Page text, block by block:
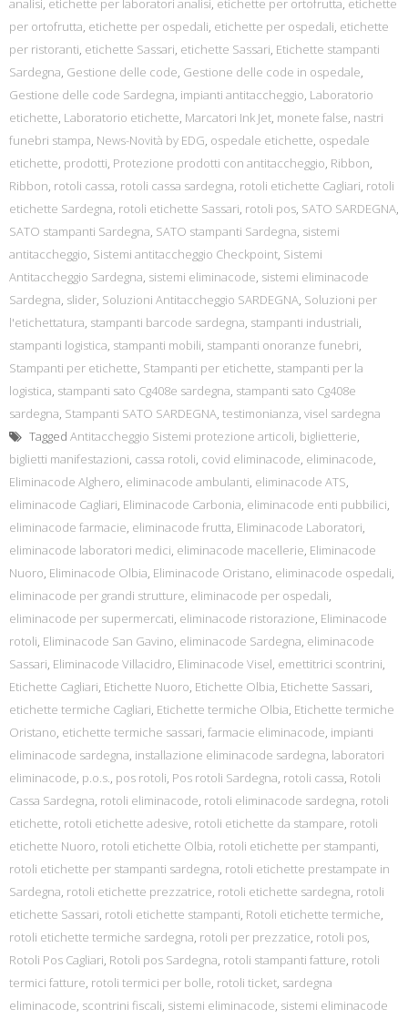
analisi, etichette per laboratori analisi, etichette per ortofrutta, etichette
per ortofrutta, etichette per ospedali, etichette per ospedali, etichette
per ristoranti, etichette Sassari, etichette Sassari, Etichette stampanti
Sardegna, Gestione delle code, Gestione delle code in ospedale,
Gestione delle code Sardegna, impianti antitaccheggio, Laboratorio
etichette, Laboratorio etichette, Marcatori Ink Jet, monete false, nastri
funebri stampa, News-Novità by EDG, ospedale etichette, ospedale
etichette, prodotti, Protezione prodotti con antitaccheggio, Ribbon,
Ribbon, rotoli cassa, rotoli cassa sardegna, rotoli etichette Cagliari, rotoli
etichette Sardegna, rotoli etichette Sassari, rotoli pos, SATO SARDEGNA,
SATO stampanti Sardegna, SATO stampanti Sardegna, sistemi
antitaccheggio, Sistemi antitaccheggio Checkpoint, Sistemi
Antitaccheggio Sardegna, sistemi eliminacode, sistemi eliminacode
Sardegna, slider, Soluzioni Antitaccheggio SARDEGNA, Soluzioni per
l'etichettatura, stampanti barcode sardegna, stampanti industriali,
stampanti logistica, stampanti mobili, stampanti onoranze funebri,
Stampanti per etichette, Stampanti per etichette, stampanti per la
logistica, stampanti sato Cg408e sardegna, stampanti sato Cg408e
sardegna, Stampanti SATO SARDEGNA, testimonianza, visel sardegna
Tagged Antitaccheggio Sistemi protezione articoli, biglietterie,
biglietti manifestazioni, cassa rotoli, covid eliminacode, eliminacode,
Eliminacode Alghero, eliminacode ambulanti, eliminacode ATS,
eliminacode Cagliari, Eliminacode Carbonia, eliminacode enti pubbilici,
eliminacode farmacie, eliminacode frutta, Eliminacode Laboratori,
eliminacode laboratori medici, eliminacode macellerie, Eliminacode
Nuoro, Eliminacode Olbia, Eliminacode Oristano, eliminacode ospedali,
eliminacode per grandi strutture, eliminacode per ospedali,
eliminacode per supermercati, eliminacode ristorazione, Eliminacode
rotoli, Eliminacode San Gavino, eliminacode Sardegna, eliminacode
Sassari, Eliminacode Villacidro, Eliminacode Visel, emettitrici scontrini,
Etichette Cagliari, Etichette Nuoro, Etichette Olbia, Etichette Sassari,
etichette termiche Cagliari, Etichette termiche Olbia, Etichette termiche
Oristano, etichette termiche sassari, farmacie eliminacode, impianti
eliminacode sardegna, installazione eliminacode sardegna, laboratori
eliminacode, p.o.s., pos rotoli, Pos rotoli Sardegna, rotoli cassa, Rotoli
Cassa Sardegna, rotoli eliminacode, rotoli eliminacode sardegna, rotoli
etichette, rotoli etichette adesive, rotoli etichette da stampare, rotoli
etichette Nuoro, rotoli etichette Olbia, rotoli etichette per stampanti,
rotoli etichette per stampanti sardegna, rotoli etichette prestampate in
Sardegna, rotoli etichette prezzatrice, rotoli etichette sardegna, rotoli
etichette Sassari, rotoli etichette stampanti, Rotoli etichette termiche,
rotoli etichette termiche sardegna, rotoli per prezzatice, rotoli pos,
Rotoli Pos Cagliari, Rotoli pos Sardegna, rotoli stampanti fatture, rotoli
termici fatture, rotoli termici per bolle, rotoli ticket, sardegna
eliminacode, scontrini fiscali, sistemi eliminacode, sistemi eliminacode